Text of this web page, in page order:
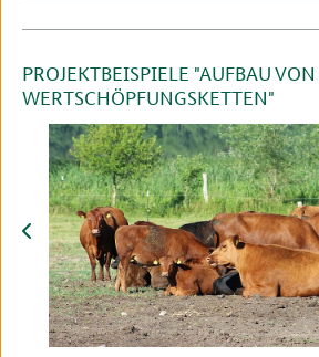
PROJEKTBEISPIELE "AUFBAU
WERTSCHÖPFUNGSKETTEN"
zurück